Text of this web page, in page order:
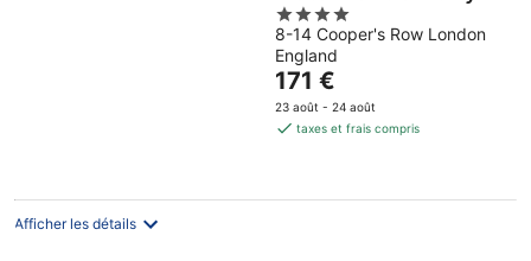
Tower of London
4
out
of
5
8-14 Cooper's Row London
England
Le
prix
est
par
171 €
23 août - 24 août
taxes et frais compris
Afficher les détails